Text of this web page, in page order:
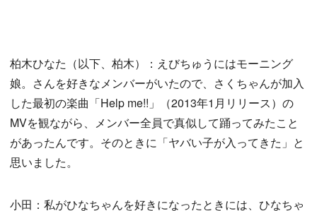
柏木ひなた（以下、柏木）：えびちゅうにはモーニング
娘。さんを好きなメンバーがいたので、さくちゃんが加入
した最初の楽曲「Help me!!」（2013年1月リリース）の
MVを観ながら、メンバー全員で真似して踊ってみたこと
があったんです。そのときに「ヤバい子が入ってきた」と
思いました。
小田：私がひなちゃんを好きになったときには、ひなちゃ